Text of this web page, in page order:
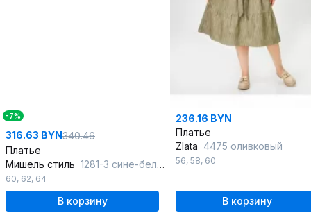
-7%
316.63 BYN340.46
Платье
Мишель стиль 1281-3 сине-белый
60, 62, 64
В корзину
236.16 BYN
Платье
Zlata 4475 оливковый
56, 58, 60
В корзину